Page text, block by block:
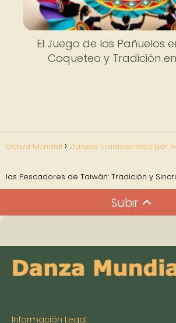
El Juego de los Pañuelos
Coqueteo y Tradición
Danza Mundial Danzas Tradicionales por
los Pescadores de Taiwán: Tradición y
Subir
Información Legal